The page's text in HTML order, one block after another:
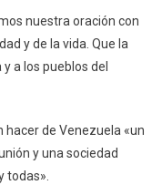
nuestra oración con
y de la vida. Que la
a los pueblos del
hacer de Venezuela «un
y una sociedad
todas».